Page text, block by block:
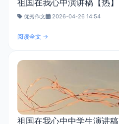
祖国在我心中演讲稿【热】
优秀作文 2026-04-26 14:54
阅读全文 →
祖国在我心中中学生演讲稿